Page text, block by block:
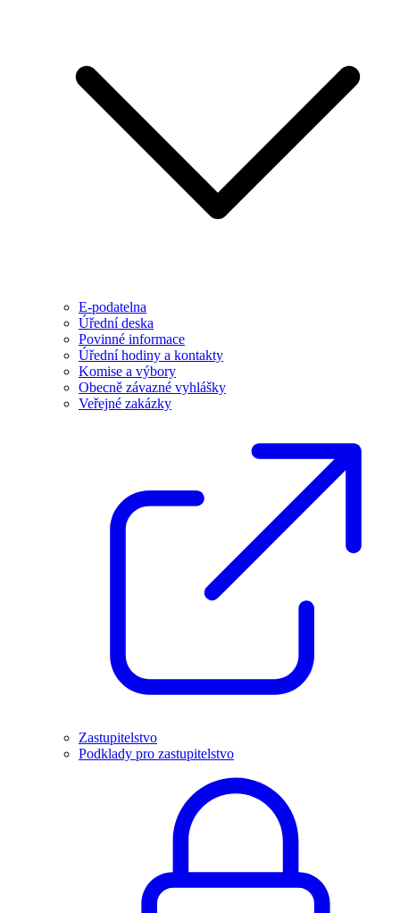
E-podatelna
Úřední deska
Povinné informace
Úřední hodiny a kontakty
Komise a výbory
Obecně závazné vyhlášky
Veřejné zakázky
Zastupitelstvo
Podklady pro zastupitelstvo